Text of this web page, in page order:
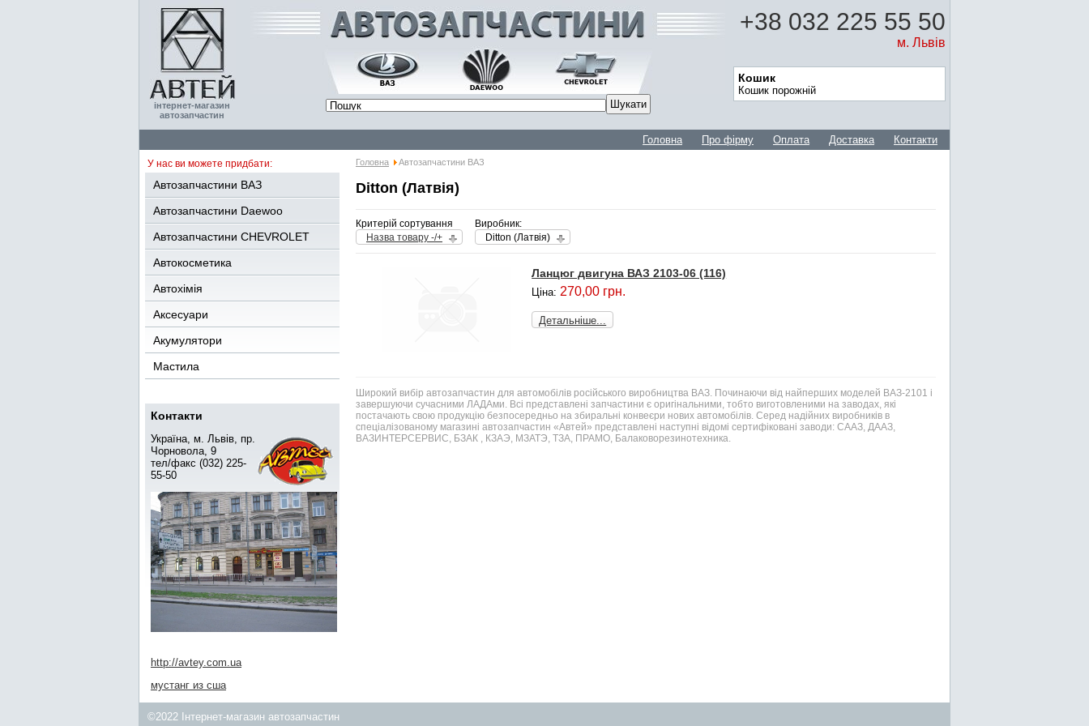
інтернет-магазин
автозапчастин
+38 032 225 55 50
м. Львів
Кошик
Кошик порожній
Головна Про фірму Оплата Доставка Контакти
У нас ви можете придбати:
Автозапчастини ВАЗ
Автозапчастини Daewoo
Автозапчастини CHEVROLET
Автокосметика
Автохімія
Аксесуари
Акумулятори
Мастила
Контакти
Україна, м. Львів, пр.
Чорновола, 9
тел/факс (032) 225-
55-50
http://avtey.com.ua
мустанг из сша
Головна Автозапчастини ВАЗ
Ditton (Латвія)
Критерій сортування
Назва товару -/+
Виробник:
Ditton (Латвія)
Ланцюг двигуна ВАЗ 2103-06 (116)
Ціна:270,00 грн.
Детальніше...
Широкий вибір автозапчастин для автомобілів російського виробництва ВАЗ. Починаючи від найперших моделей ВАЗ-2101 і
завершуючи сучасними ЛАДАми. Всі представлені запчастини є оригінальними, тобто виготовленими на заводах, які
постачають свою продукцію безпосередньо на збиральні конвеєри нових автомобілів. Серед надійних виробників в
спеціалізованому магазині автозапчастин «Автей» представлені наступні відомі сертифіковані заводи: СААЗ, ДААЗ,
ВАЗИНТЕРСЕРВИС, БЗАК , КЗАЭ, МЗАТЭ, ТЗА, ПРАМО, Балаковорезинотехника.
©2022 Інтернет-магазин автозапчастин